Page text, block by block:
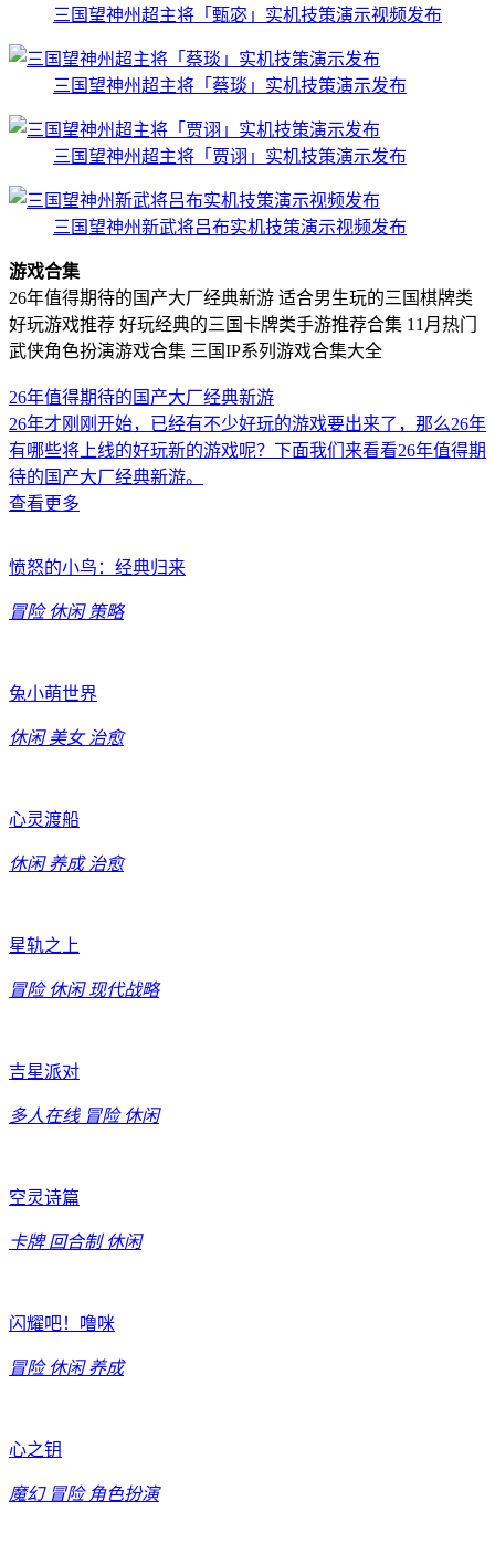
三国望神州超主将「甄宓」实机技策演示视频发布
三国望神州超主将「蔡琰」实机技策演示发布
三国望神州超主将「贾诩」实机技策演示发布
三国望神州新武将吕布实机技策演示视频发布
游戏合集
26年值得期待的国产大厂经典新游 适合男生玩的三国棋牌类
好玩游戏推荐 好玩经典的三国卡牌类手游推荐合集 11月热门
武侠角色扮演游戏合集 三国IP系列游戏合集大全
26年值得期待的国产大厂经典新游
26年才刚刚开始，已经有不少好玩的游戏要出来了，那么26年
有哪些将上线的好玩新的游戏呢？下面我们来看看26年值得期
待的国产大厂经典新游。
查看更多
愤怒的小鸟：经典归来
冒险 休闲 策略
兔小萌世界
休闲 美女 治愈
心灵渡船
休闲 养成 治愈
星轨之上
冒险 休闲 现代战略
吉星派对
多人在线 冒险 休闲
空灵诗篇
卡牌 回合制 休闲
闪耀吧！噜咪
冒险 休闲 养成
心之钥
魔幻 冒险 角色扮演